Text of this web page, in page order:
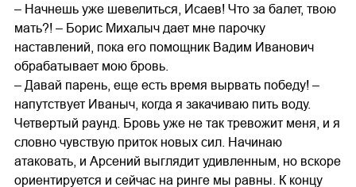
– Начнешь уже шевелиться, Исаев! Что за балет, твою
мать?! – Борис Михалыч дает мне парочку
наставлений, пока его помощник Вадим Иванович
обрабатывает мою бровь.
– Давай парень, еще есть время вырвать победу! –
напутствует Иваныч, когда я закачиваю пить воду.
Четвертый раунд. Бровь уже не так тревожит меня, и я
словно чувствую приток новых сил. Начинаю
атаковать, и Арсений выглядит удивленным, но вскоре
ориентируется и сейчас на ринге мы равны. К концу